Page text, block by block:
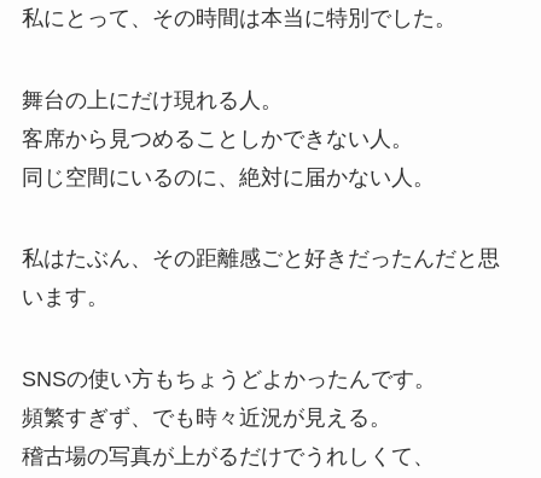
私にとって、その時間は本当に特別でした。
舞台の上にだけ現れる人。
客席から見つめることしかできない人。
同じ空間にいるのに、絶対に届かない人。
私はたぶん、その距離感ごと好きだったんだと思
います。
SNSの使い方もちょうどよかったんです。
頻繁すぎず、でも時々近況が見える。
稽古場の写真が上がるだけでうれしくて、